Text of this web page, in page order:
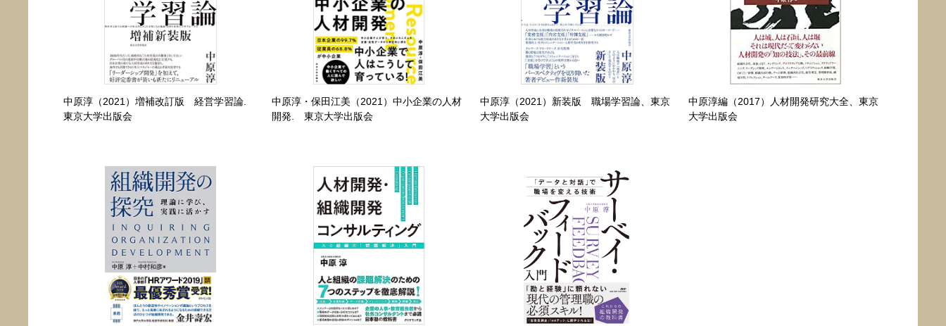
中原淳（2021）増補改訂版 経営学習論.
東京大学出版会
中原淳・保田江美（2021）中小企業の人材
開発. 東京大学出版会
中原淳（2021）新装版 職場学習論、東京
大学出版会
中原淳編（2017）人材開発研究大全、東京
大学出版会